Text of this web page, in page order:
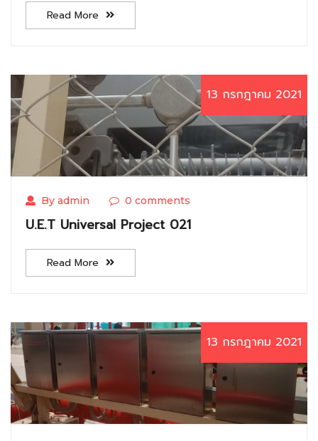
Read More
13 กรกฎาคม 2021
By admin 0 comments
U.E.T Universal Project 021
Read More
13 กรกฎาคม 2021